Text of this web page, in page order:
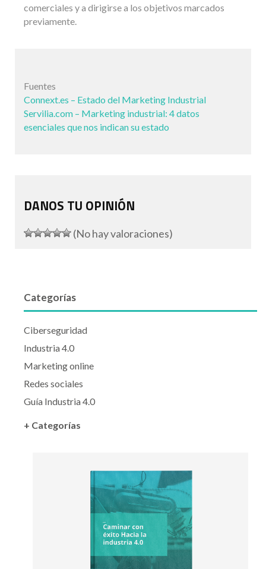
comerciales y a dirigirse a los objetivos marcados
previamente.
Fuentes
Connext.es – Estado del Marketing Industrial
Servilia.com – Marketing industrial: 4 datos
esenciales que nos indican su estado
DANOS TU OPINIÓN
(No hay valoraciones)
Categorías
Ciberseguridad
Industria 4.0
Marketing online
Redes sociales
Guía Industria 4.0
+ Categorías